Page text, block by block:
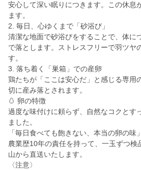
安心して深い眠りにつきます。この休息
ます。
​2. 毎日、心ゆくまで「砂浴び」
清潔な地面で砂浴びをすることで、体に
で落とします。ストレスフリーで羽ツヤ
す。
​3. 落ち着く「巣箱」での産卵
鶏たちが「ここは安心だ」と感じる専用
切に産み落とされます。
​🥚 卵の特徴
過度な味付けに頼らず、自然なコクとす
ました。
「毎日食べても飽きない、本当の卵の味
農業歴10年の責任を持って、一玉ずつ検
山から直送いたします。
〈注意〉